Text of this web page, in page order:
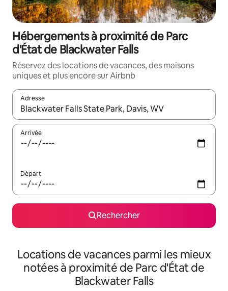
Hébergements à proximité de Parc
d'État de Blackwater Falls
Réservez des locations de vacances, des maisons
uniques et plus encore sur Airbnb
Adresse
Lorsque les résultats s'affichent, utilisez les flèches vers le
Arrivée
Départ
Rechercher
Locations de vacances parmi les mieux
notées à proximité de Parc d'État de
Blackwater Falls